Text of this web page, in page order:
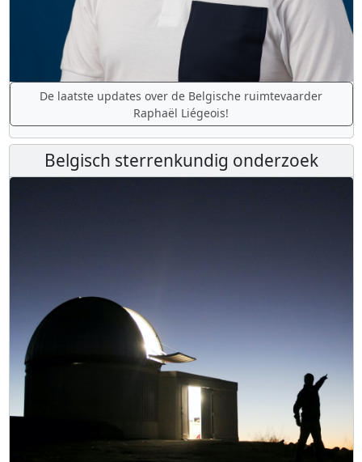
De laatste updates over de Belgische ruimtevaarder
Raphaël Liégeois!
Belgisch sterrenkundig onderzoek